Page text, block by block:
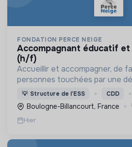
FONDATION PERCE NEIGE
accompagnant éducatif et social (aes)
(h/f)
Accueillir et accompagner, de
personnes touchées par une
un handicap physique ou
💡 Structure de l’ESS CDD
Boulogne-Billancourt, France
Hier